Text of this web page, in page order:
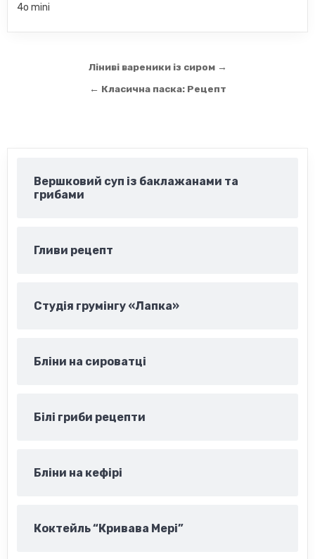
4o mini
НавігаціяЛіниві вареники із сиром →
← Класична паска: Рецепт
Вершковий суп із баклажанами та
грибами
Гливи рецепт
Студія грумінгу «Лапка»
Бліни на сироватці
Білі гриби рецепти
Бліни на кефірі
Коктейль “Кривава Мері”